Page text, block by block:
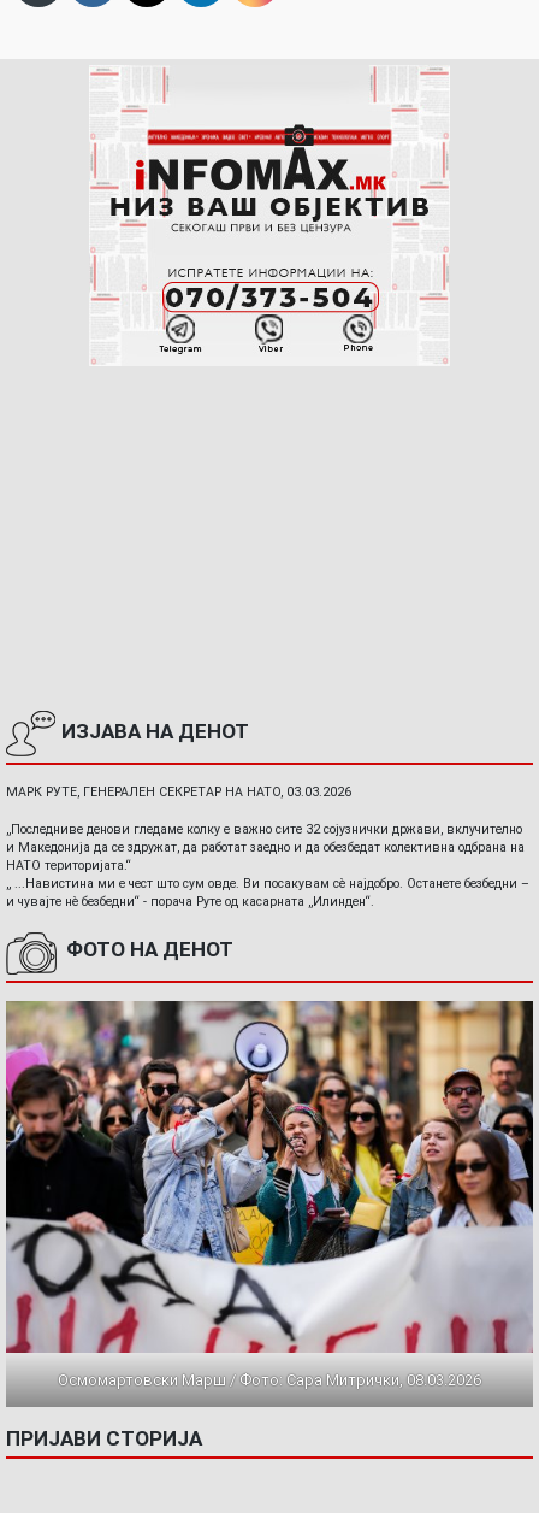
ИЗЈАВА НА ДЕНОТ
МАРК РУТЕ, ГЕНЕРАЛЕН СЕКРЕТАР НА НАТО, 03.03.2026
„Последниве денови гледаме колку е важно сите 32 сојузнички држави, вклучително
и Македонија да се здружат, да работат заедно и да обезбедат колективна одбрана на
НАТО територијата.“
„ ...Навистина ми е чест што сум овде. Ви посакувам сè најдобро. Останете безбедни –
и чувајте нè безбедни“ - порача Руте од касарната „Илинден“.
ФОТО НА ДЕНОТ
Осмомартовски Марш / Фото: Сара Митрички, 08.03.2026
ПРИЈАВИ СТОРИЈА